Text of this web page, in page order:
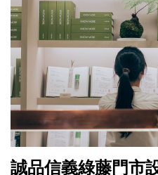
誠品信義綠藤門市